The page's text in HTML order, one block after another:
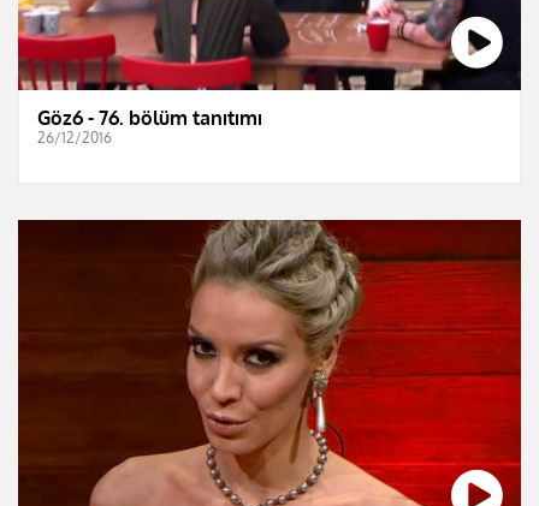
Göz6 - 76. bölüm tanıtımı
26/12/2016